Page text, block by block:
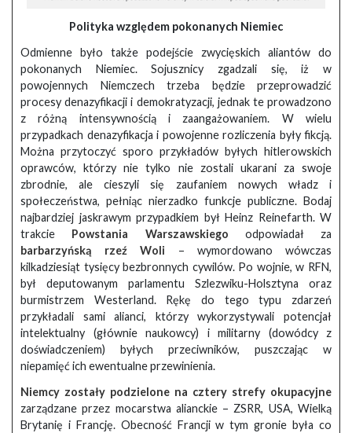
Polityka względem pokonanych Niemiec
Odmienne było także podejście zwycięskich aliantów do
pokonanych Niemiec. Sojusznicy zgadzali się, iż w
powojennych Niemczech trzeba będzie przeprowadzić
procesy denazyfikacji i demokratyzacji, jednak te prowadzono
z różną intensywnością i zaangażowaniem. W wielu
przypadkach denazyfikacja i powojenne rozliczenia były fikcją.
Można przytoczyć sporo przykładów byłych hitlerowskich
oprawców, którzy nie tylko nie zostali ukarani za swoje
zbrodnie, ale cieszyli się zaufaniem nowych władz i
społeczeństwa, pełniąc nierzadko funkcje publiczne. Bodaj
najbardziej jaskrawym przypadkiem był Heinz Reinefarth. W
trakcie Powstania Warszawskiego odpowiadał za
barbarzyńską rzeź Woli – wymordowano wówczas
kilkadziesiąt tysięcy bezbronnych cywilów. Po wojnie, w RFN,
był deputowanym parlamentu Szlezwiku-Holsztyna oraz
burmistrzem Westerland. Rękę do tego typu zdarzeń
przykładali sami alianci, którzy wykorzystywali potencjał
intelektualny (głównie naukowcy) i militarny (dowódcy z
doświadczeniem) byłych przeciwników, puszczając w
niepamięć ich ewentualne przewinienia.
Niemcy zostały podzielone na cztery strefy okupacyjne
zarządzane przez mocarstwa alianckie – ZSRR, USA, Wielką
Brytanię i Francję. Obecność Francji w tym gronie była co